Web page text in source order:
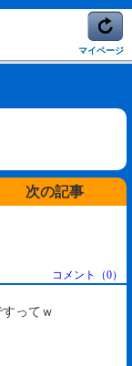
マイページ
次の記事
コメント（0）
ってｗ